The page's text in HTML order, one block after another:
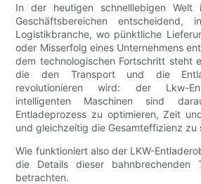
In der heutigen schnelllebigen
Geschäftsbereichen entscheidend,
Logistikbranche, wo pünktliche
oder Misserfolg eines Unternehmens
dem technologischen Fortschritt steht
die den Transport und die
revolutionieren wird: der Lkw-
intelligenten Maschinen sind
Entladeprozess zu optimieren, Zeit
und gleichzeitig die Gesamteffizienz zu
Wie funktioniert also der LKW-
die Details dieser bahnbrechenden
betrachten.